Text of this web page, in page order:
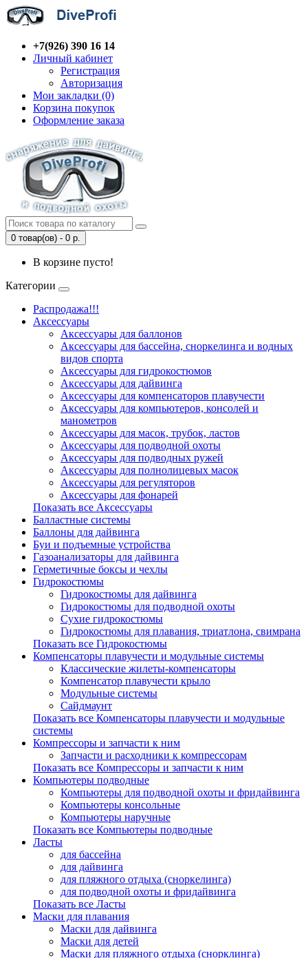
+7(926) 390 16 14
Личный кабинет
Регистрация
Авторизация
Мои закладки (0)
Корзина покупок
Оформление заказа
0 товар(ов) - 0 р.
В корзине пусто!
Категории
Распродажа!!!
Аксессуары
Аксессуары для баллонов
Аксессуары для бассейна, сноркелинга и водных
видов спорта
Аксессуары для гидрокостюмов
Аксессуары для дайвинга
Аксессуары для компенсаторов плавучести
Аксессуары для компьютеров, консолей и
манометров
Аксессуары для масок, трубок, ластов
Аксессуары для подводной охоты
Аксессуары для подводных ружей
Аксессуары для полнолицевых масок
Аксессуары для регуляторов
Аксессуары для фонарей
Показать все Аксессуары
Балластные системы
Баллоны для дайвинга
Буи и подъемные устройства
Газоанализаторы для дайвинга
Герметичные боксы и чехлы
Гидрокостюмы
Гидрокостюмы для дайвинга
Гидрокостюмы для подводной охоты
Сухие гидрокостюмы
Гидрокостюмы для плавания, триатлона, свимрана
Показать все Гидрокостюмы
Компенсаторы плавучести и модульные системы
Классические жилеты-компенсаторы
Компенсатор плавучести крыло
Модульные системы
Сайдмаунт
Показать все Компенсаторы плавучести и модульные
системы
Компрессоры и запчасти к ним
Запчасти и расходники к компрессорам
Показать все Компрессоры и запчасти к ним
Компьютеры подводные
Компьютеры для подводной охоты и фридайвинга
Компьютеры консольные
Компьютеры наручные
Показать все Компьютеры подводные
Ласты
для бассейна
для дайвинга
для пляжного отдыха (сноркелинга)
для подводной охоты и фридайвинга
Показать все Ласты
Маски для плавания
Маски для дайвинга
Маски для детей
Маски для пляжного отдыха (снорклинга)